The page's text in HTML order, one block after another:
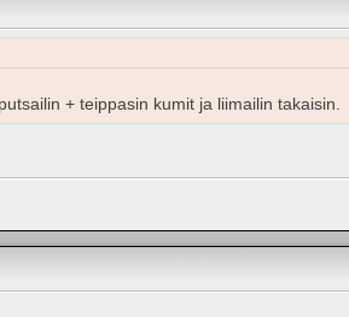
+ teippasin kumit ja liimailin takaisin.